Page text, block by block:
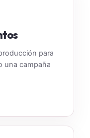
para
una campaña